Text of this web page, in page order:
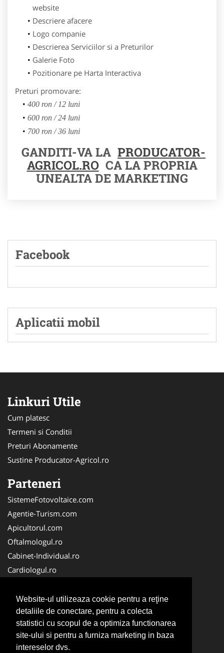
Website-ul utilizeaza cookie pentru a reţine
detaliile de conectare, pentru a colecta
statistici cu scopul de a optimiza functionarea
site-ului si pentru a furniza marketing in baza
intereselor dvs.
website
Descriere afacere
Logo companie
Descrierea Serviciilor si a Preturilor
Galerie Foto
Pozitionare pe Harta Interactiva
Preturi promovare:
400 ron / 12 luni
600 ron / 24 luni
700 ron / 36 luni
GANDITI-VA LA PRODUCATOR-
AGRICOL.RO CA LA PROPRIA
UNEALTA DE MARKETING
Facebook
Aplicatii mobil
Linkuri Utile
Cum platesc
Termeni si Conditii
Preturi Abonamente
Sustine Producator-Agricol.ro
Parteneri
SistemeFotovoltaice.com
Agentie-Turism.com
Apicultorul.com
Oftalmologul.ro
Cabinet-Individual.ro
Cardiologul.ro
CramaVinuri.ro
Centru-Copiere.ro
CentruInchirieri.ro
Medic-Bun.com